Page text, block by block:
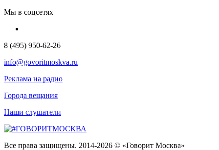
Мы в соцсетях
8 (495) 950-62-26
info@govoritmoskva.ru
Реклама на радио
Города вещания
Наши слушатели
Все права защищены. 2014-2026 © «Говорит Москва»